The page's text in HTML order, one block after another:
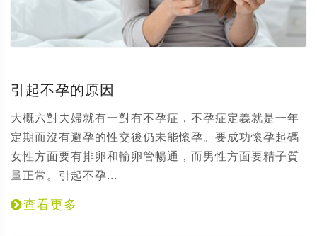
引起不孕的原因
大概六對夫婦就有一對有不孕症，不孕症定義就是一年
定期而沒有避孕的性交後仍未能懷孕。要成功懷孕起碼
女性方面要有排卵和輸卵管暢通，而男性方面要精子質
量正常。引起不孕...
查看更多